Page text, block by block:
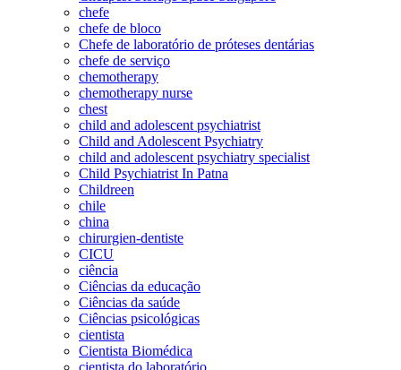
chefe
chefe de bloco
Chefe de laboratório de próteses dentárias
chefe de serviço
chemotherapy
chemotherapy nurse
chest
child and adolescent psychiatrist
Child and Adolescent Psychiatry
child and adolescent psychiatry specialist
Child Psychiatrist In Patna
Childreen
chile
china
chirurgien-dentiste
CICU
ciência
Ciências da educação
Ciências da saúde
Ciências psicológicas
cientista
Cientista Biomédica
cientista do laboratório